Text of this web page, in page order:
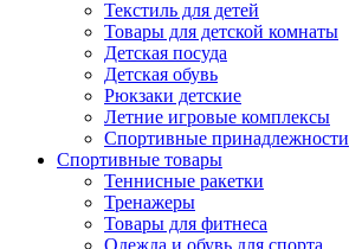
Текстиль для детей
Товары для детской комнаты
Детская посуда
Детская обувь
Рюкзаки детские
Летние игровые комплексы
Спортивные принадлежности
Спортивные товары
Теннисные ракетки
Тренажеры
Товары для фитнеса
Одежда и обувь для спорта